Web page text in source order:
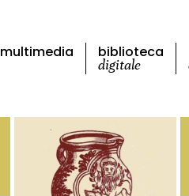
multimedia biblioteca
digitale